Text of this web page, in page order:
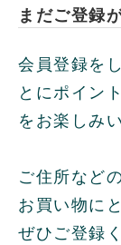
まだご登録
会員登録を
とにポイン
をお楽しみ
ご住所など
お買い物に
ぜひご登録